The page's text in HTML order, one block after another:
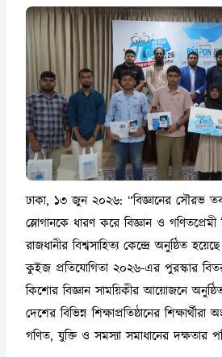
ঢাকা, ১৩ জুন ২০২৬: “বিজ্ঞানের সৌরভ
স্লোগানকে ধারণ করে বিজ্ঞান ও গণিতপ্রেমী
রাজধানীর বিশ্বসাহিত্য কেন্দ্রে অনুষ্ঠিত
কুইজ প্রতিযোগিতা ২০২৬-এর পুরস্কার
কিশোর বিজ্ঞান সাময়িকীর আয়োজনে
দেশের বিভিন্ন শিক্ষাপ্রতিষ্ঠানের
গণিত, যুক্তি ও সমস্যা সমাধানের দক্ষতার